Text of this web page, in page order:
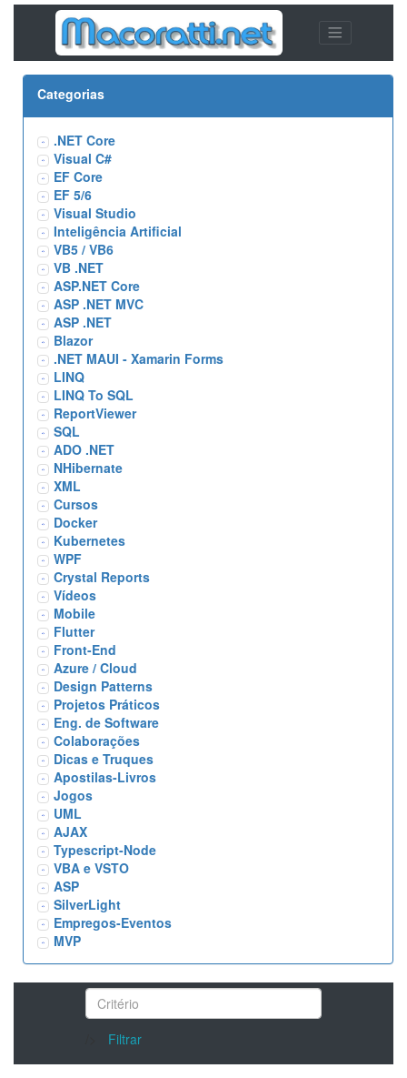
Categorias
.NET Core
Visual C#
EF Core
EF 5/6
Visual Studio
Inteligência Artificial
VB5 / VB6
VB .NET
ASP.NET Core
ASP .NET MVC
ASP .NET
Blazor
.NET MAUI - Xamarin Forms
LINQ
LINQ To SQL
ReportViewer
SQL
ADO .NET
NHibernate
XML
Cursos
Docker
Kubernetes
WPF
Crystal Reports
Vídeos
Mobile
Flutter
Front-End
Azure / Cloud
Design Patterns
Projetos Práticos
Eng. de Software
Colaborações
Dicas e Truques
Apostilas-Livros
Jogos
UML
AJAX
Typescript-Node
VBA e VSTO
ASP
SilverLight
Empregos-Eventos
MVP
Filtrar